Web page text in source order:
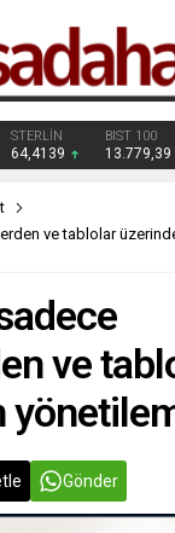
STERLİN
64,4139
BIST 100
13.779,39
ve tablolar
ve
Gönder